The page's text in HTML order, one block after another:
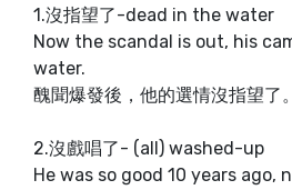
1.沒指望了-dead in the water
Now the scandal is out, his
water.
醜聞爆發後，他的選情沒指望了。
2.沒戲唱了- (all) washed-up
He was so good 10 years ago,